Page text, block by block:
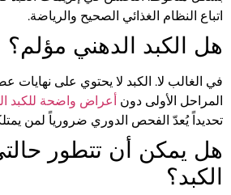
اتباع النظام الغذائي الصحيح والرياضة.
هل الكبد الدهني مؤلم؟
في الغالب لا. الكبد لا يحتوي على نهايات
المراحل الأولى دون أعراض واضحة للكبد
تحديداً يُعدّ الفحص الدوري ضرورياً لمن
هل يمكن أن تتطور
الكبد؟